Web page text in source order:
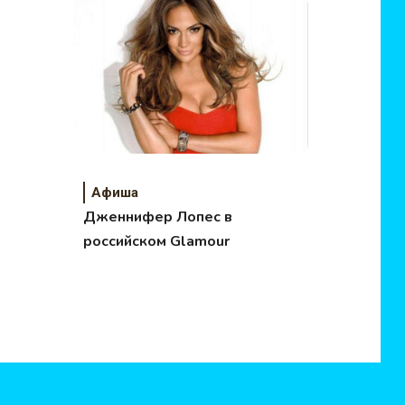
Афиша
Дженнифер Лопес в
российском Glamour